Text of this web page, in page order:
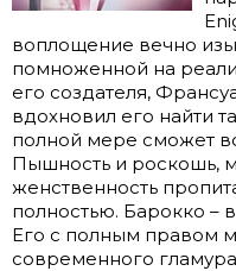
воплощение вечно
помноженной на
его создателя,
вдохновил его найти
полной мере сможет
Пышность и роскошь,
женственность
полностью. Барокко
Его с полным правом
современного